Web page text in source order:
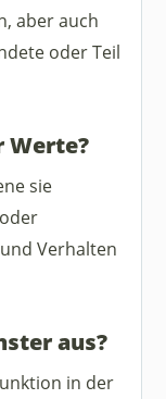
aber auch
oder Teil
Werte?
sie
Verhalten
aus?
in der